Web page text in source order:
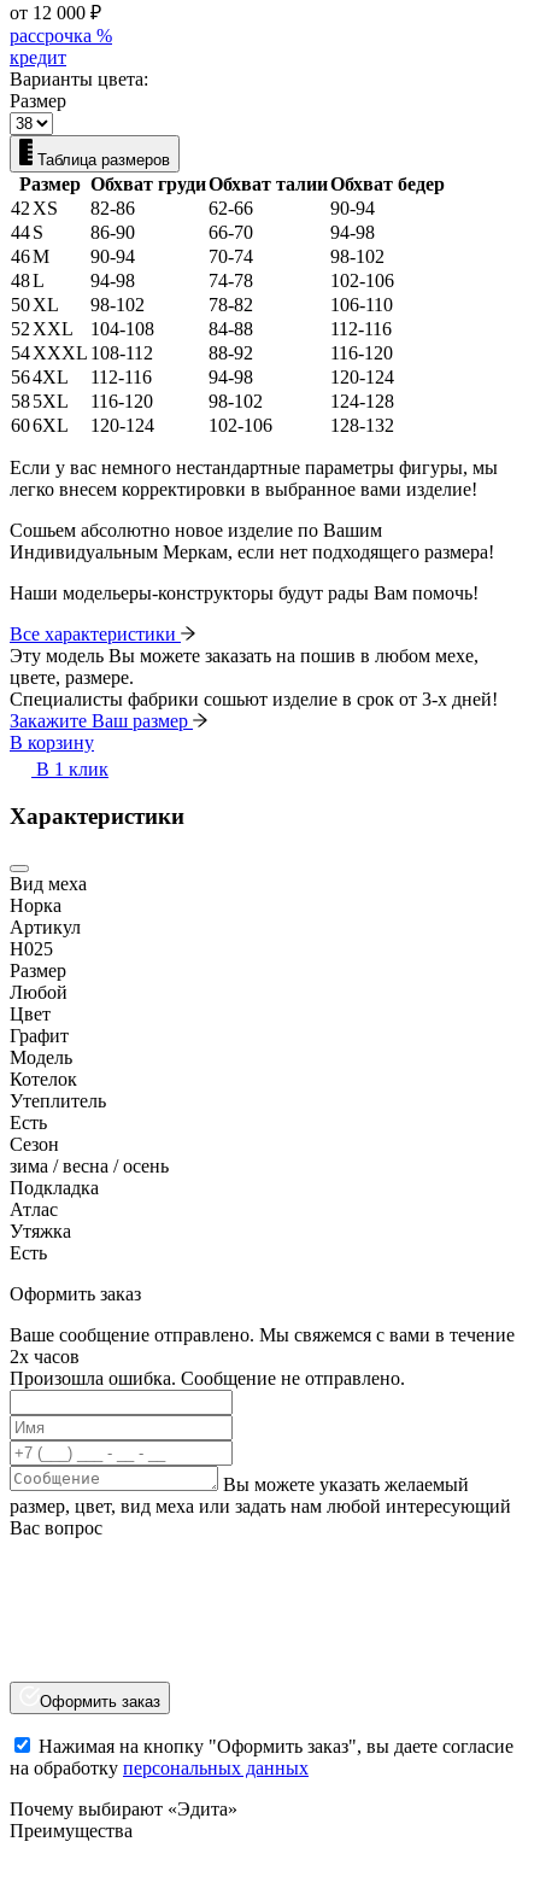
от 12 000 ₽
рассрочка %
кредит
Варианты цвета:
Размер
Таблица размеров
Размер Обхват грудиОбхват талииОбхват бедер
42 XS 82-86 62-66
90-94
44S 86-90 66-70
94-98
46M 90-94 70-74
98-102
48L 94-98 74-78
102-106
50XL 98-102 78-82
106-110
52 XXL 104-108 84-88
112-116
54XXXL 108-112 88-92
116-120
564XL 112-116 94-98
120-124
585XL 116-120 98-102
124-128
606XL 120-124 102-106 128-132
Если у вас немного нестандартные параметры фигуры, мы
легко внесем корректировки в выбранное вами изделие!
Сошьем абсолютно новое изделие по Вашим
Индивидуальным Меркам, если нет подходящего размера!
Наши модельеры-конструкторы будут рады Вам помочь!
Все характеристики
Эту модель Вы можете заказать на пошив в любом мехе,
цвете, размере.
Специалисты фабрики сошьют изделие в срок от 3-х дней!
Закажите Ваш размер
В корзину
В 1 клик
Характеристики
Вид меха
Норка
Артикул
Н025
Размер
Любой
Цвет
Графит
Модель
Котелок
Утеплитель
Есть
Сезон
зима / весна / осень
Подкладка
Атлас
Утяжка
Есть
Оформить заказ
Ваше сообщение отправлено. Мы свяжемся с вами в течение
2х часов
Произошла ошибка. Сообщение не отправлено.
Вы можете указать желаемый
размер, цвет, вид меха или задать нам любой интересующий
Вас вопрос
Оформить заказ
Нажимая на кнопку "Оформить заказ", вы даете согласие
на обработку персональных данных
Почему выбирают «Эдита»
Преимущества